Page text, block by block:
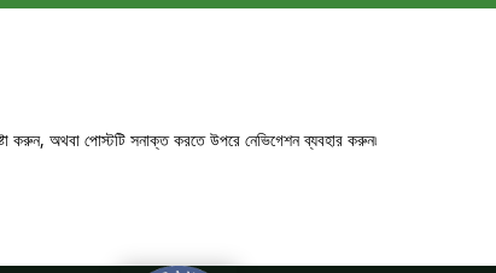
করুন, অথবা পোস্টটি সনাক্ত করতে উপরে নেভিগেশন ব্যবহার করুন৷